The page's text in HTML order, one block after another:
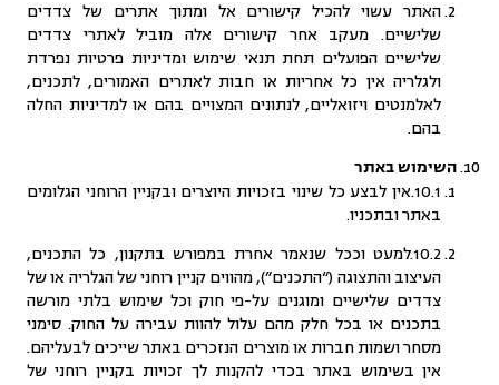
האתר עשוי להכיל קישורים אל ומתוך אתרים של צדדים
שלישיים. מעקב אחר קישורים אלה מוביל לאתרי צדדים
שלישיים הפועלים תחת תנאי שימוש ומדיניות פרטיות נפרדת
ולגלריה אין כל אחריות או חבות לאתרים האמורים, לתכנים,
לאלמנטים ויזואליים, לנתונים המצויים בהם או למדיניות החלה
בהם.
השימוש באתר
10.1.אין לבצע כל שינוי בזכויות היוצרים ובקניין הרוחני הגלומים
באתר ובתכניו.
10.2.למעט וככל שנאמר אחרת במפורש בתקנון, כל התכנים,
העיצוב והתצוגה (“התכנים”), מהווים קניין רוחני של הגלריה או של
צדדים שלישיים ומוגנים על-פי חוק וכל שימוש בלתי מורשה
בתכנים או בכל חלק מהם עלול להוות עבירה על החוק. סימני
מסחר ושמות חברות או מוצרים הנזכרים באתר שייכים לבעליהם.
אין בשימוש באתר בכדי להקנות לך זכויות בקניין רוחני של